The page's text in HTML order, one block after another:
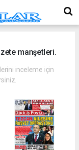
manşetleri.
inceleme için